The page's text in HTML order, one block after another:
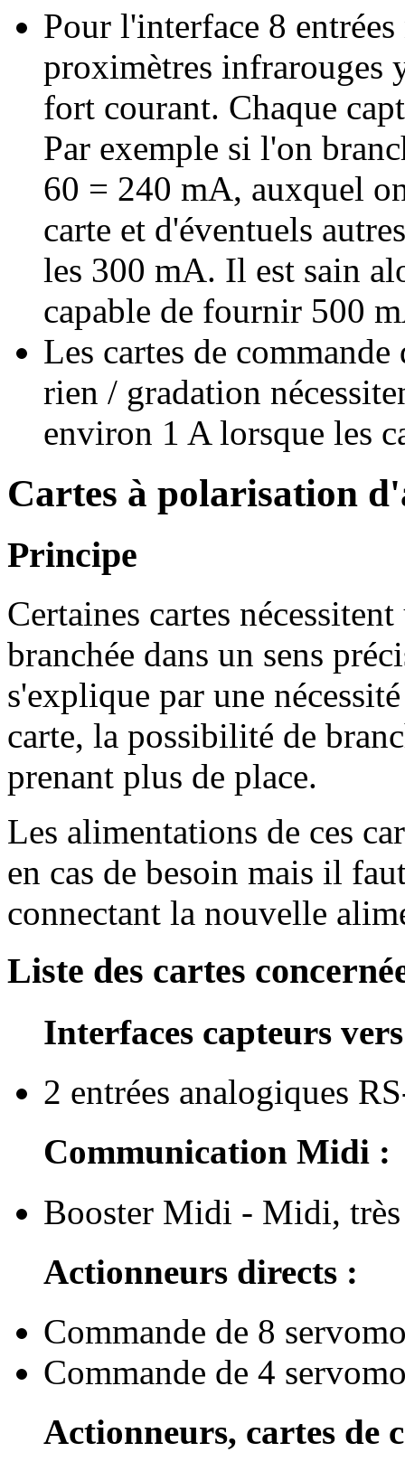
Pour l'interface 8
proximètres infrarouges
fort courant. Chaque
Par exemple si l'on
60 = 240 mA, auxquel
carte et d'éventuels
les 300 mA. Il est sain
capable de fournir 500
Les cartes de
rien / gradation
environ 1 A lorsque les
Cartes à polarisation
Principe
Certaines cartes
branchée dans un sens
s'explique par une
carte, la possibilité de
prenant plus de place.
Les alimentations de ces
en cas de besoin mais il
connectant la nouvelle
Liste des cartes
Interfaces capteurs
2 entrées analogiques
Communication Midi :
Booster Midi - Midi, très
Actionneurs directs :
Commande de 8
Commande de 4
Actionneurs, cartes de